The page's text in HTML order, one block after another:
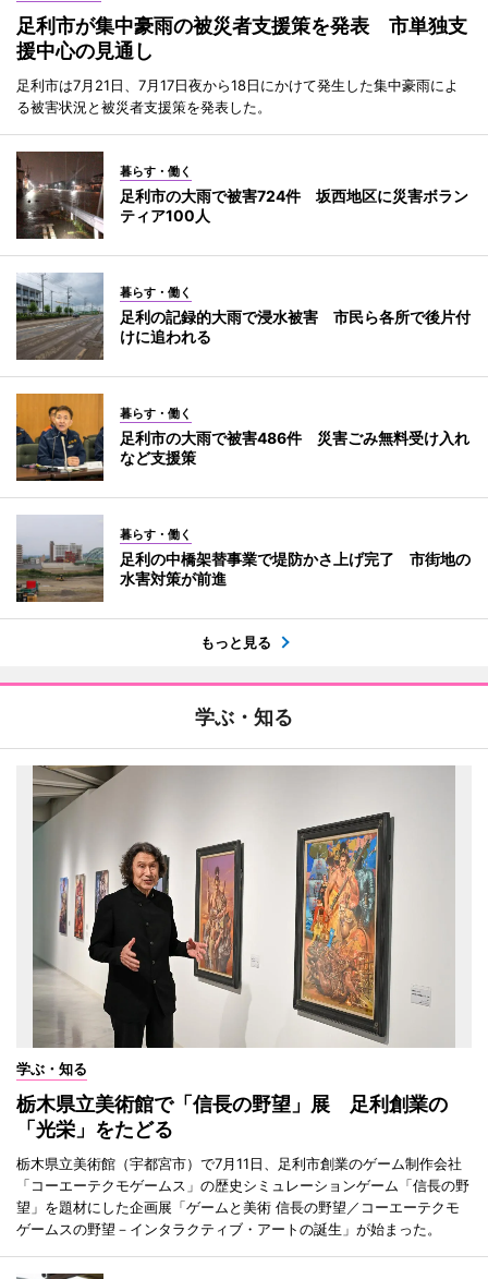
足利市が集中豪雨の被災者支援策を発表 市単独支
援中心の見通し
足利市は7月21日、7月17日夜から18日にかけて発生した集中豪雨によ
る被害状況と被災者支援策を発表した。
暮らす・働く
足利市の大雨で被害724件 坂西地区に災害ボラン
ティア100人
暮らす・働く
足利の記録的大雨で浸水被害 市民ら各所で後片付
けに追われる
暮らす・働く
足利市の大雨で被害486件 災害ごみ無料受け入れ
など支援策
暮らす・働く
足利の中橋架替事業で堤防かさ上げ完了 市街地の
水害対策が前進
もっと見る
学ぶ・知る
学ぶ・知る
栃木県立美術館で「信長の野望」展 足利創業の
「光栄」をたどる
栃木県立美術館（宇都宮市）で7月11日、足利市創業のゲーム制作会社
「コーエーテクモゲームス」の歴史シミュレーションゲーム「信長の野
望」を題材にした企画展「ゲームと美術 信長の野望／コーエーテクモ
ゲームスの野望－インタラクティブ・アートの誕生」が始まった。